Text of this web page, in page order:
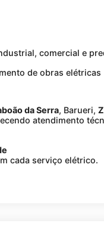
comercial e
de obras elétricas
da Serra, Barueri,
atendimento
cada serviço elétrico.